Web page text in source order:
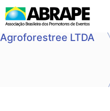
Agroforestree LTDA